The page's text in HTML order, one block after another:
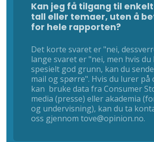
Kan jeg få tilgang til
tall eller temaer, uten å
for hele rapporten?
Det korte svaret er "nei,
lange svaret er "nei, men hvis du
spesielt god grunn, kan du
mail og spørre". Hvis du lurer på
kan bruke data fra Consumer
media (presse) eller akademia
og undervisning), kan du ta
oss gjennom tove@opinion.no.